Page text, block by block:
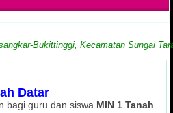
Bukittinggi, Kecamatan Sungai Tarab,
Datar
bagi guru dan siswa MIN 1 Tanah